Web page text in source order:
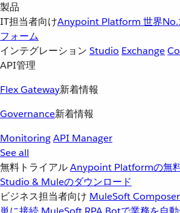
製品
IT担当者向けAnypoint Platform 世界
フォーム
インテグレーション Studio Exchange
API管理
Flex Gateway新着情報
Governance新着情報
MonitoringAPI Manager
See all
無料トライアルAnypoint Platformの無
Studio & Muleのダウンロード
ビジネス担当者向け MuleSoft Composer